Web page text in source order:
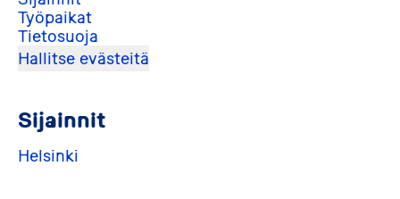
Työpaikat
Tietosuoja
Hallitse evästeitä
Sijainnit
Helsinki